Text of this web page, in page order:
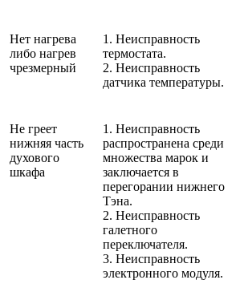
Нет нагрева
либо нагрев
чрезмерный
1. Неисправность
термостата.
2. Неисправность
датчика температуры.
Не греет
нижняя часть
духового
шкафа
1. Неисправность
распространена среди
множества марок и
заключается в
перегорании нижнего
Тэна.
2. Неисправность
галетного
переключателя.
3. Неисправность
электронного модуля.